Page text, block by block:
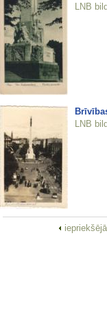
LNB
LNB